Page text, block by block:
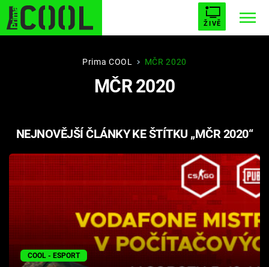
ŽIVĚ
STARHOUSE BUFFY, PŘEMOŽITELKA UPÍRŮ
PLNEJ KOTEL AVENGERS 5
Témata
Filmy
Hry
Prima COOL MČR 2020
MČR 2020
NEJNOVĚJŠÍ ČLÁNKY KE ŠTÍTKU „MČR 2020“
COOL - ESPORT